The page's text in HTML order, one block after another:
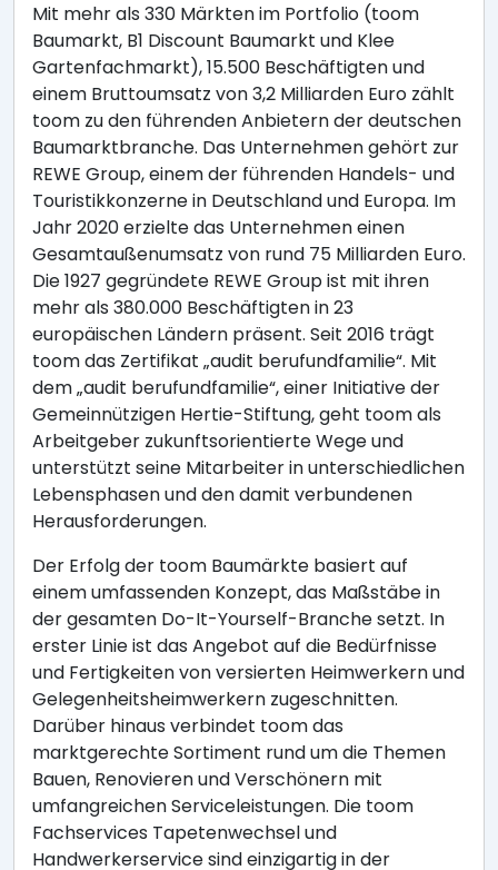
Mit mehr als 330 Märkten im Portfolio (toom
Baumarkt, B1 Discount Baumarkt und Klee
Gartenfachmarkt), 15.500 Beschäftigten und
einem Bruttoumsatz von 3,2 Milliarden Euro zählt
toom zu den führenden Anbietern der deutschen
Baumarktbranche. Das Unternehmen gehört zur
REWE Group, einem der führenden Handels- und
Touristikkonzerne in Deutschland und Europa. Im
Jahr 2020 erzielte das Unternehmen einen
Gesamtaußenumsatz von rund 75 Milliarden Euro.
Die 1927 gegründete REWE Group ist mit ihren
mehr als 380.000 Beschäftigten in 23
europäischen Ländern präsent. Seit 2016 trägt
toom das Zertifikat „audit berufundfamilie“. Mit
dem „audit berufundfamilie“, einer Initiative der
Gemeinnützigen Hertie-Stiftung, geht toom als
Arbeitgeber zukunftsorientierte Wege und
unterstützt seine Mitarbeiter in unterschiedlichen
Lebensphasen und den damit verbundenen
Herausforderungen.
Der Erfolg der toom Baumärkte basiert auf
einem umfassenden Konzept, das Maßstäbe in
der gesamten Do-It-Yourself-Branche setzt. In
erster Linie ist das Angebot auf die Bedürfnisse
und Fertigkeiten von versierten Heimwerkern und
Gelegenheitsheimwerkern zugeschnitten.
Darüber hinaus verbindet toom das
marktgerechte Sortiment rund um die Themen
Bauen, Renovieren und Verschönern mit
umfangreichen Serviceleistungen. Die toom
Fachservices Tapetenwechsel und
Handwerkerservice sind einzigartig in der